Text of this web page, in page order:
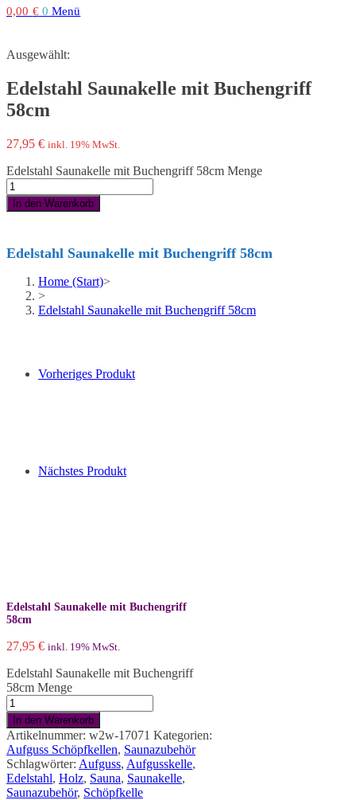
0,00 € 0 Menü
Ausgewählt:
Edelstahl Saunakelle mit Buchengriff
58cm
27,95 € inkl. 19% MwSt.
Edelstahl Saunakelle mit Buchengriff 58cm Menge
In den Warenkorb
Edelstahl Saunakelle mit Buchengriff 58cm
Home (Start)>
>
Edelstahl Saunakelle mit Buchengriff 58cm
Vorheriges Produkt
Nächstes Produkt
Edelstahl Saunakelle mit Buchengriff
58cm
27,95 € inkl. 19% MwSt.
Edelstahl Saunakelle mit Buchengriff
58cm Menge
In den Warenkorb
Artikelnummer: w2w-17071 Kategorien:
Aufguss Schöpfkellen, Saunazubehör
Schlagwörter: Aufguss, Aufgusskelle,
Edelstahl, Holz, Sauna, Saunakelle,
Saunazubehör, Schöpfkelle